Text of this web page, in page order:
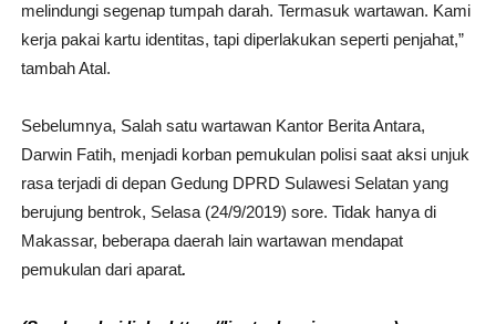
melindungi segenap tumpah darah. Termasuk wartawan. Kami
kerja pakai kartu identitas, tapi diperlakukan seperti penjahat,”
tambah Atal.
Sebelumnya, Salah satu wartawan Kantor Berita Antara,
Darwin Fatih, menjadi korban pemukulan polisi saat aksi unjuk
rasa terjadi di depan Gedung DPRD Sulawesi Selatan yang
berujung bentrok, Selasa (24/9/2019) sore. Tidak hanya di
Makassar, beberapa daerah lain wartawan mendapat
pemukulan dari aparat.